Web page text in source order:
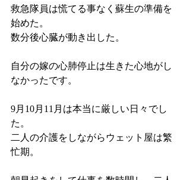
救急隊員は慌てる事なく蘇生の準備を
始めた。
数分後心臓が動き出した。
自分の嫁の心肺停止は生きた心地がし
なかったです。
9月10月11月は本当に厳しい日々でし
た。
二人の介護をしながらウェット屋は繁
忙期。